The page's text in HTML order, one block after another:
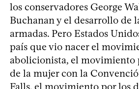
los conservadores George
Buchanan y el desarrollo de
armadas. Pero Estados
país que vio nacer el
abolicionista, el movimiento
de la mujer con la
Falls, el movimiento por los